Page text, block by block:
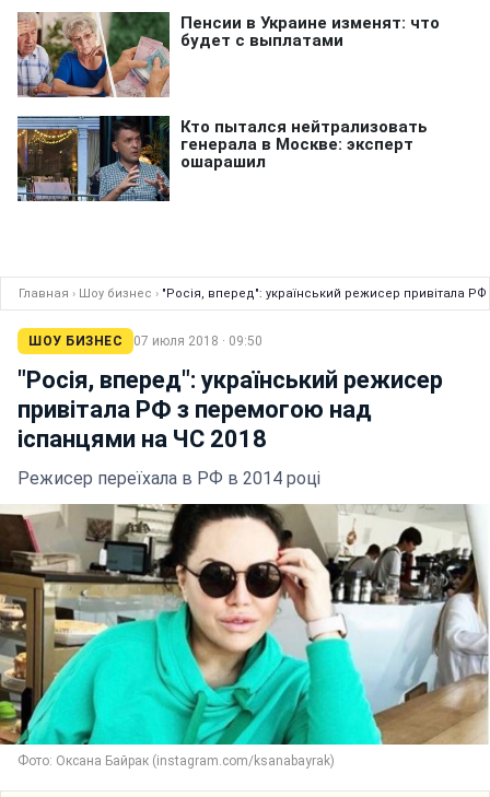
Главная › Шоу бизнес › "Росія, вперед": український режисер привітала
ШОУ БИЗНЕС 07 июля 2018 · 09:50
"Росія, вперед": український режисер
привітала РФ з перемогою над
іспанцями на ЧС 2018
Режисер переїхала в РФ в 2014 році
Фото: Оксана Байрак (instagram.com/ksanabayrak)